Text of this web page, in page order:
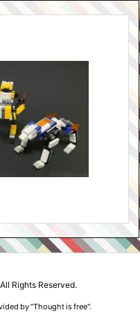
All Rights Reserved.
by "Thought is free".